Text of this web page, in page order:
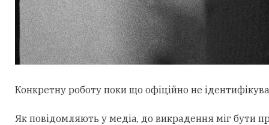
Конкретну роботу поки що офіційно не
Як повідомляють у медіа, до викрадення міг бути